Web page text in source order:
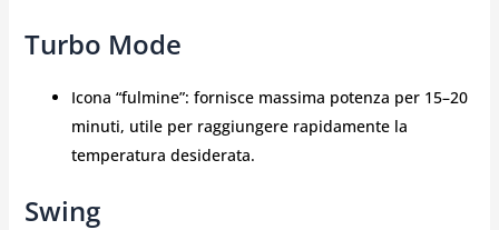
Turbo Mode
Icona “fulmine”: fornisce massima potenza per 15–20
minuti, utile per raggiungere rapidamente la
temperatura desiderata.
Swing